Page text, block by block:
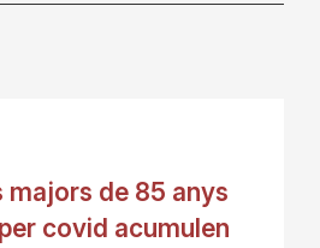
majors de 85 anys
covid acumulen